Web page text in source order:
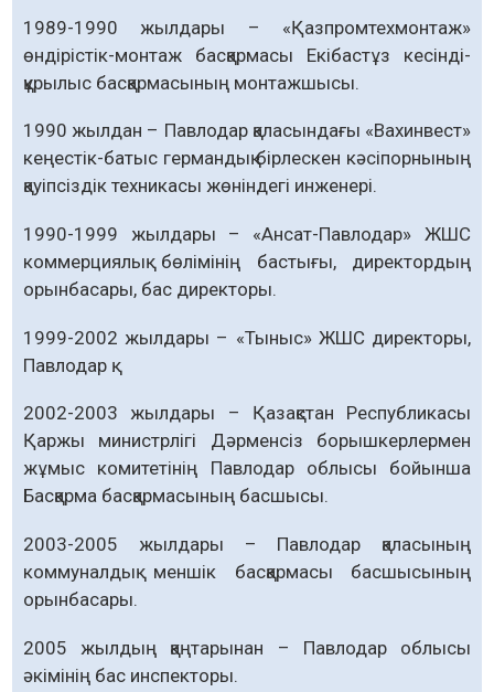
1989-1990 жылдары – «Қазпромтехмонтаж»
өндірістік-монтаж басқармасы Екібастұз кесінді-
құрылыс басқармасының монтажшысы.
1990 жылдан – Павлодар қаласындағы «Вахинвест»
кеңестік-батыс германдық бірлескен кәсіпорнының
қауіпсіздік техникасы жөніндегі инженері.
1990-1999 жылдары – «Ансат-Павлодар» ЖШС
коммерциялық бөлімінің бастығы, директордың
орынбасары, бас директоры.
1999-2002 жылдары – «Тыныс» ЖШС директоры,
Павлодар қ.
2002-2003 жылдары – Қазақстан Республикасы
Қаржы министрлігі Дәрменсіз борышкерлермен
жұмыс комитетінің Павлодар облысы бойынша
Басқарма басқармасының басшысы.
2003-2005 жылдары – Павлодар қаласының
коммуналдық меншік басқармасы басшысының
орынбасары.
2005 жылдың қаңтарынан – Павлодар облысы
әкімінің бас инспекторы.